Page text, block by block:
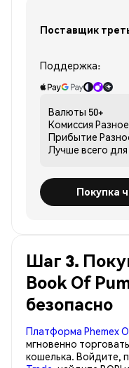
Поставщик
Поддержка:
Валюты 50+
Комиссия Разное
Прибытие
Лучше всего для
Покупка
Шаг 3.
Book Of
безопасно
Платформа Phemex
мгновенно
кошелька. Войдите,